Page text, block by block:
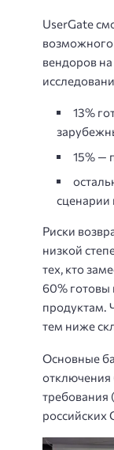
UserGate
вендоров
13%
15% —
сценарии
Риски
низкой
тех, кто
60% готовы
продуктам.
тем ниже
Основные
отключения
требования
российских